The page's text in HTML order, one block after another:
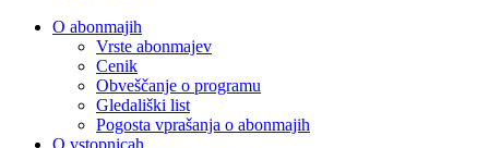
O abonmajih
Vrste abonmajev
Cenik
Obveščanje o programu
Gledališki list
Pogosta vprašanja o abonmajih
O vstopnicah